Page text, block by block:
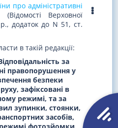
про адміністративні
(Відомості Верховної
додаток до N 51, ст.
в такій редакції:
за
правопорушення у
безпеки
зафіксовані в
режимі, та за
зупинки, стоянки,
засобів,